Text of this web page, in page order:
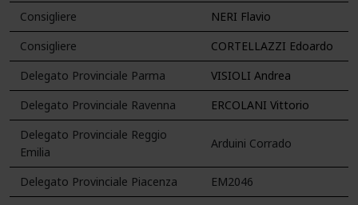
Consigliere
NERI Flavio
Consigliere
CORTELLAZZI Edoardo
Delegato Provinciale Parma
VISIOLI Andrea
Delegato Provinciale Ravenna
ERCOLANI Vittorio
Delegato Provinciale Reggio
Emilia
Arduini Corrado
Delegato Provinciale Piacenza EM2046